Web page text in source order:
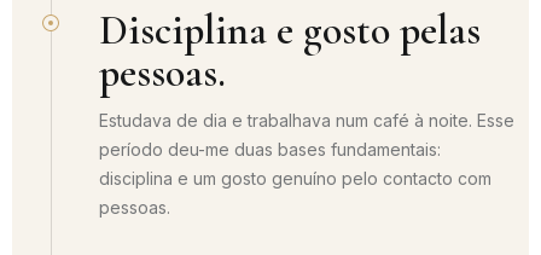
Disciplina e gosto pelas
pessoas.
Estudava de dia e trabalhava num café à noite. Esse
período deu-me duas bases fundamentais:
disciplina e um gosto genuíno pelo contacto com
pessoas.